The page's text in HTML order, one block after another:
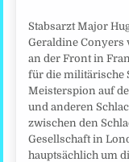
Stabsarzt Major
Geraldine Conyers
an der Front in
für die militärische
Meisterspion auf
und anderen
zwischen den
Gesellschaft in
hauptsächlich um